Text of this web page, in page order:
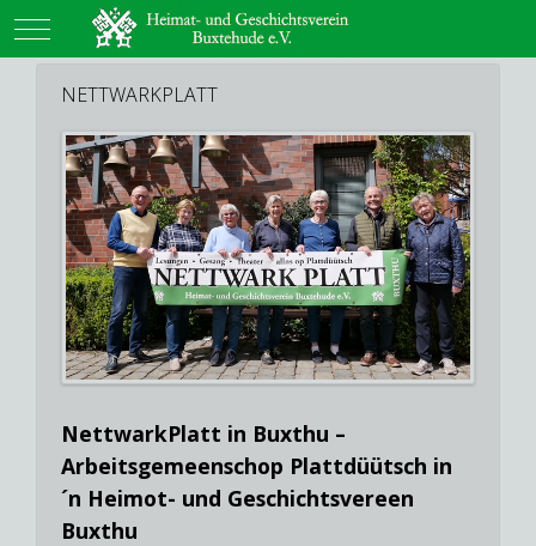
Mobile Menu Toggle
NETTWARKPLATT
NettwarkPlatt in Buxthu –
Arbeitsgemeenschop Plattdüütsch in
´n Heimot- und Geschichtsvereen
Buxthu